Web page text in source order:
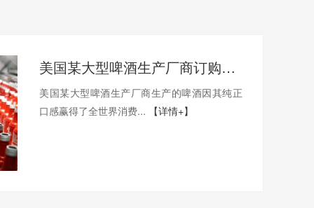
美国某大型啤酒生产厂商订购啤酒瓶盖撕碎机案例分享
美国某大型啤酒生产厂商生产的啤酒因其纯正
口感赢得了全世界消费...
【详情+】